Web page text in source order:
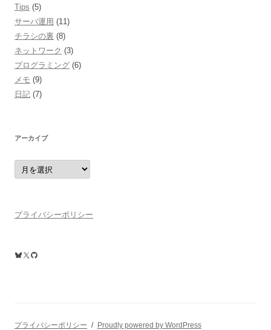
Tips (5)
サーバ運用 (11)
チラシの裏 (8)
ネットワーク (3)
プログラミング (6)
メモ (9)
日記 (7)
アーカイブ
ア
ー
カ
プライバシーポリシー
Bluesky
X GitHub
プライバシーポリシー Proudly powered by WordPress